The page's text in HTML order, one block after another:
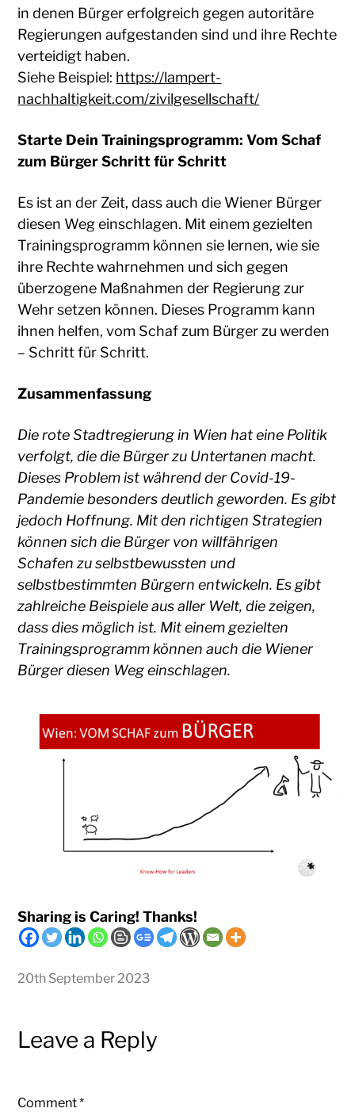
in denen Bürger erfolgreich gegen autoritäre
Regierungen aufgestanden sind und ihre Rechte
verteidigt haben.
Siehe Beispiel: https://lampert-
nachhaltigkeit.com/zivilgesellschaft/
Starte Dein Trainingsprogramm: Vom Schaf
zum Bürger Schritt für Schritt
Es ist an der Zeit, dass auch die Wiener Bürger
diesen Weg einschlagen. Mit einem gezielten
Trainingsprogramm können sie lernen, wie sie
ihre Rechte wahrnehmen und sich gegen
überzogene Maßnahmen der Regierung zur
Wehr setzen können. Dieses Programm kann
ihnen helfen, vom Schaf zum Bürger zu werden
– Schritt für Schritt.
Zusammenfassung
Die rote Stadtregierung in Wien hat eine Politik
verfolgt, die die Bürger zu Untertanen macht.
Dieses Problem ist während der Covid-19-
Pandemie besonders deutlich geworden. Es gibt
jedoch Hoffnung. Mit den richtigen Strategien
können sich die Bürger von willfährigen
Schafen zu selbstbewussten und
selbstbestimmten Bürgern entwickeln. Es gibt
zahlreiche Beispiele aus aller Welt, die zeigen,
dass dies möglich ist. Mit einem gezielten
Trainingsprogramm können auch die Wiener
Bürger diesen Weg einschlagen.
Sharing is Caring! Thanks!
20th September 2023
Leave a Reply
Comment*